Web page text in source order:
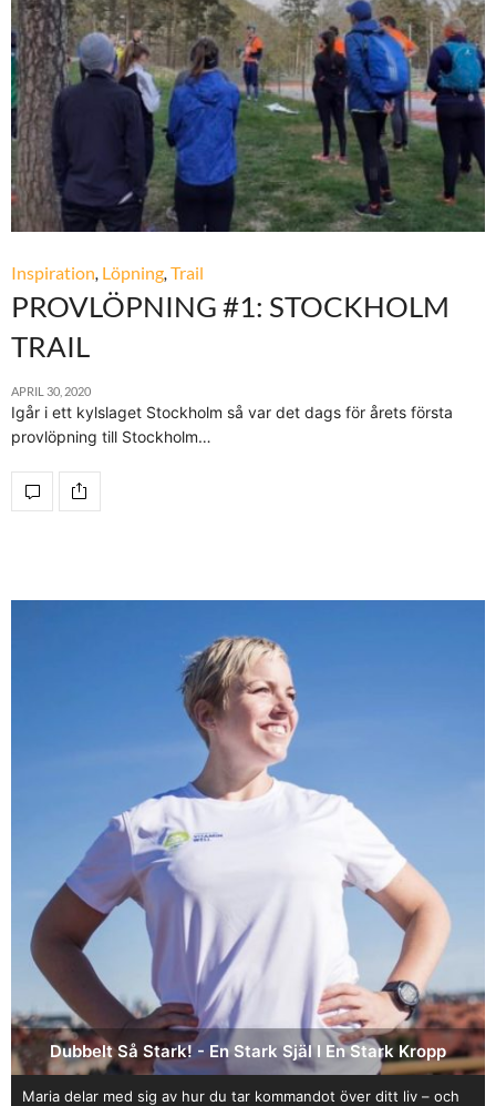
Inspiration Löpning Trail
PROVLÖPNING #1: STOCKHOLM
TRAIL
APRIL 30, 2020
Igår i ett kylslaget Stockholm så var det dags för årets första
provlöpning till Stockholm…
Dubbelt Så Stark! - En Stark Själ I En Stark Kropp
Maria delar med sig av hur du tar kommandot över ditt liv – och